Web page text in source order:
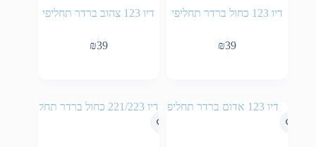
דיו 123 כחול ברדר תחליפי
₪39
דיו 123 צהוב ברדר תחליפי
₪39